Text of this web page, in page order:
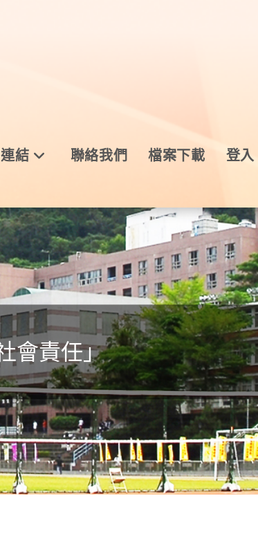
結 聯絡我們 檔案下載 登入
會責任」